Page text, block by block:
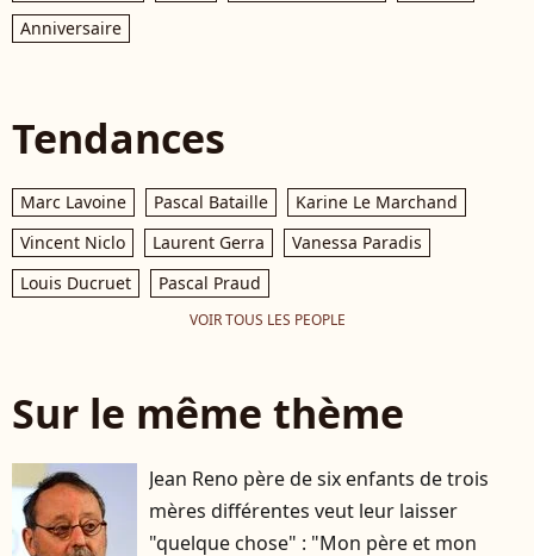
Anniversaire
Tendances
Marc Lavoine Pascal Bataille
Karine Le Marchand
Vincent Niclo
Laurent Gerra
Vanessa Paradis
Louis Ducruet
Pascal Praud
VOIR TOUS LES PEOPLE
Sur le même thème
Jean Reno père de six enfants de trois
mères différentes veut leur laisser
"quelque chose" : "Mon père et mon